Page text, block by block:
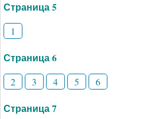
Страница 5
1
Страница 6
2 3 4 5 6
Страница 7